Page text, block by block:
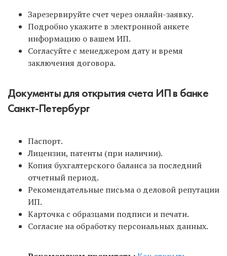
Зарезервируйте счет через онлайн-заявку.
Подробно укажите в электронной анкете
информацию о вашем ИП.
Согласуйте с менеджером дату и время
заключения договора.
Документы для открытия счета ИП в банке
Санкт-Петербург
Паспорт.
Лицензии, патенты (при наличии).
Копия бухгалтерского баланса за последний
отчетный период.
Рекомендательные письма о деловой репутации
ИП.
Карточка с образцами подписи и печати.
Согласие на обработку персональных данных.